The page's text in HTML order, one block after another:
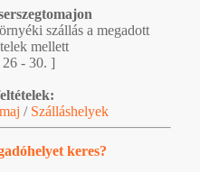
szállás a megadott
mellett
- 30. ]
/ Szálláshelyek
keres?